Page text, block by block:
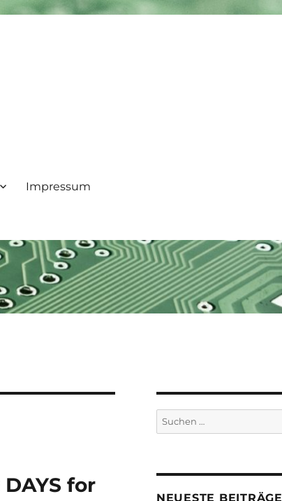
Impressum
for
Suchen
nach:
NEUESTE BEITRÄGE